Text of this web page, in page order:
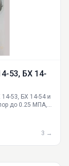
53, БХ 14-
53, БХ 14-54 и
до 0.25 МПА,
3 →